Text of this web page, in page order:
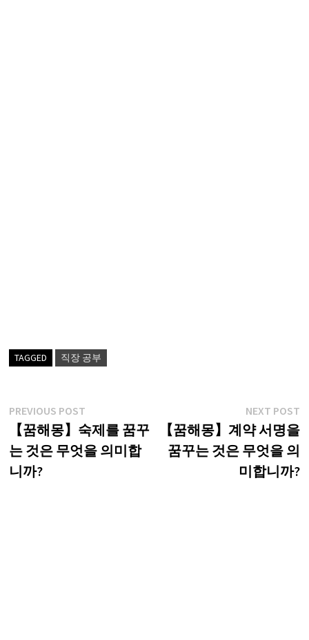
TAGGED 직장 공부
글
탐
색
PREVIOUS POSTPrevious
post:
【꿈해몽】숙제를 꿈꾸
는 것은 무엇을 의미합
니까?
NEXT POST
【꿈해몽】계약 서명을
꿈꾸는 것은 무엇을 의
미합니까?